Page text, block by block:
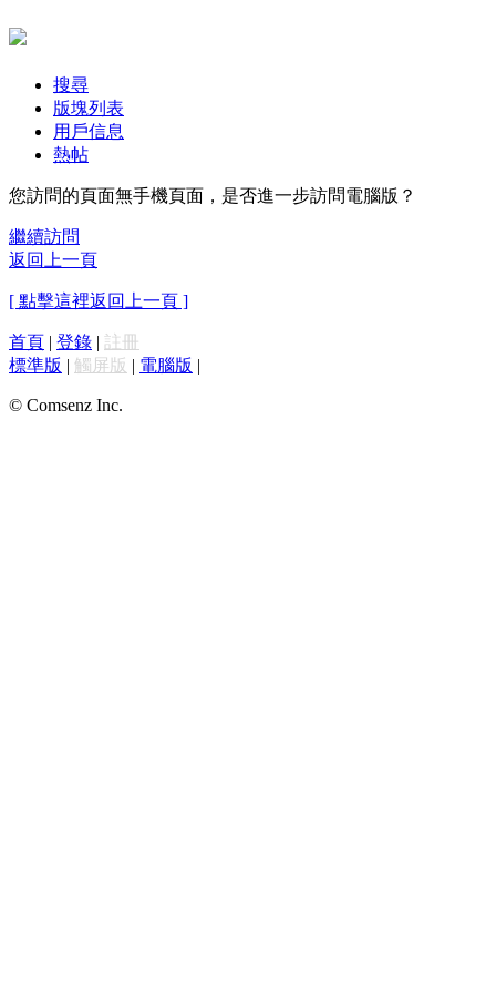
搜尋
版塊列表
用戶信息
熱帖
您訪問的頁面無手機頁面，是否進一步訪問電腦版？
繼續訪問
返回上一頁
[ 點擊這裡返回上一頁 ]
首頁 | 登錄 | 註冊
標準版 | 觸屏版 | 電腦版 |
© Comsenz Inc.